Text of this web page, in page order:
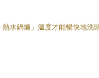
水鍋爐」溫度才能暢快地洗